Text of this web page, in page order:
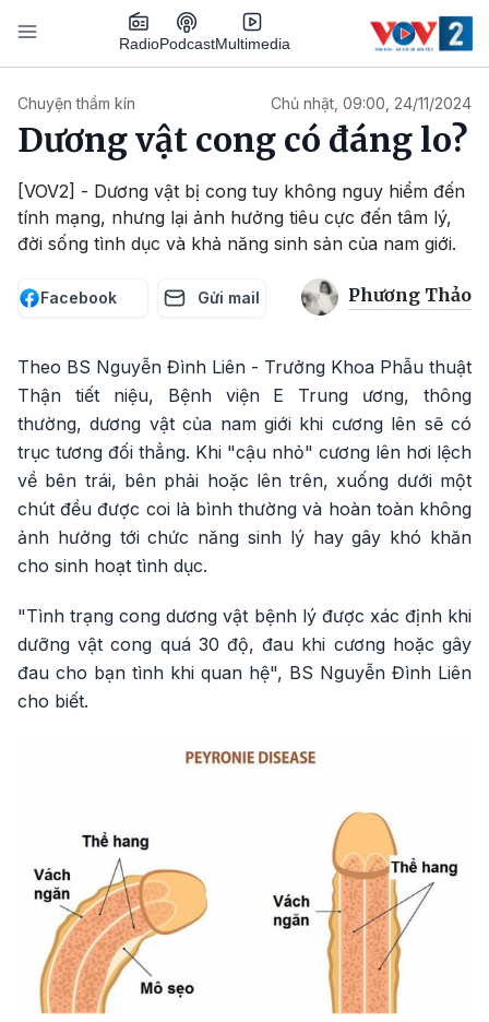
Nhảy đến nội dung
RadioPodcastMultimedia
Chuyện thầm kín Chủ nhật, 09:00, 24/11/2024
Dương vật cong có đáng lo?
[VOV2] - Dương vật bị cong tuy không nguy hiểm đến
tính mạng, nhưng lại ảnh hưởng tiêu cực đến tâm lý,
đời sống tình dục và khả năng sinh sản của nam giới.
Facebook Gửi mail Phương Thảo
Theo BS Nguyễn Đình Liên - Trưởng Khoa Phẫu thuật
Thận tiết niệu, Bệnh viện E Trung ương, thông
thường, dương vật của nam giới khi cương lên sẽ có
trục tương đối thẳng. Khi "cậu nhỏ" cương lên hơi lệch
về bên trái, bên phải hoặc lên trên, xuống dưới một
chút đều được coi là bình thường và hoàn toàn không
ảnh hưởng tới chức năng sinh lý hay gây khó khăn
cho sinh hoạt tình dục.
"Tình trạng cong dương vật bệnh lý được xác định khi
dưỡng vật cong quá 30 độ, đau khi cương hoặc gây
đau cho bạn tình khi quan hệ", BS Nguyễn Đình Liên
cho biết.